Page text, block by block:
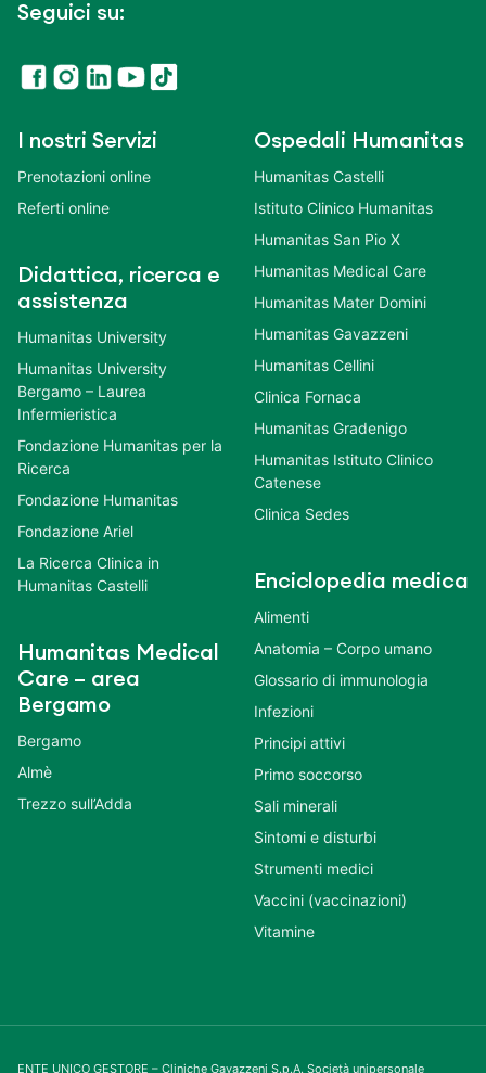
Seguici su:
I nostri Servizi
Prenotazioni online
Referti online
Didattica, ricerca e
assistenza
Humanitas University
Humanitas University
Bergamo – Laurea
Infermieristica
Fondazione Humanitas per la
Ricerca
Fondazione Humanitas
Fondazione Ariel
La Ricerca Clinica in
Humanitas Castelli
Humanitas Medical
Care – area
Bergamo
Bergamo
Almè
Trezzo sull’Adda
Ospedali Humanitas
Humanitas Castelli
Istituto Clinico Humanitas
Humanitas San Pio X
Humanitas Medical Care
Humanitas Mater Domini
Humanitas Gavazzeni
Humanitas Cellini
Clinica Fornaca
Humanitas Gradenigo
Humanitas Istituto Clinico
Catenese
Clinica Sedes
Enciclopedia medica
Alimenti
Anatomia – Corpo umano
Glossario di immunologia
Infezioni
Principi attivi
Primo soccorso
Sali minerali
Sintomi e disturbi
Strumenti medici
Vaccini (vaccinazioni)
Vitamine
ENTE UNICO GESTORE – Cliniche Gavazzeni S.p.A. Società unipersonale